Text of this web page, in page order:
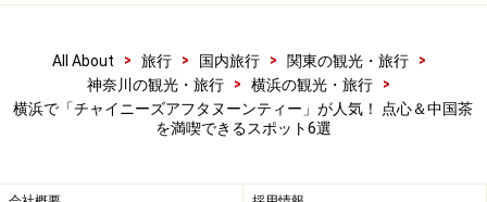
提供時間：13:00～（2時間制）
TEL：045-682-2255（レストラン予約10:00～19:00）
https://ybht.co.jp/restaurant/szechwan.php
All About > 旅行 > 国内旅行 > 関東の観光・旅行
>
神奈川の観光・旅行
> 横浜の観光・旅行
>
横浜で「チャイニーズアフタヌーンティー」が人気！ 点心＆中国茶
を満喫できるスポット6選